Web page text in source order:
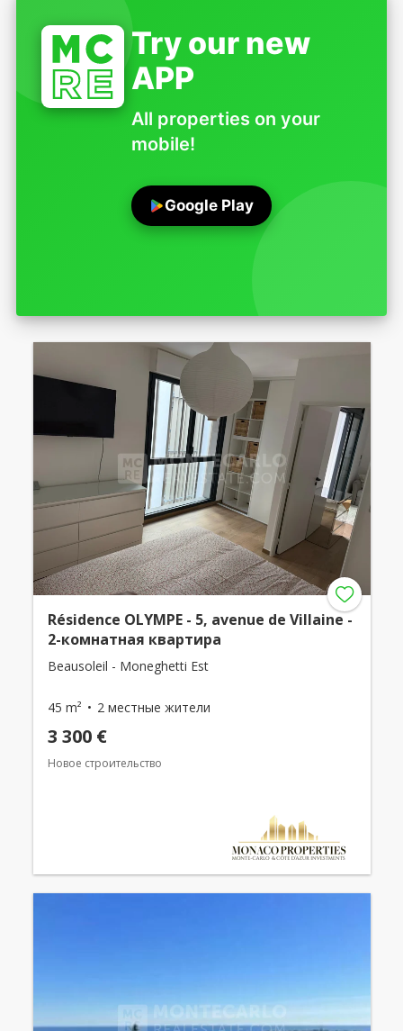
Try our new
APP
All properties on your
mobile!
Google Play
Résidence OLYMPE - 5, avenue de Villaine -
2-комнатная квартира
Beausoleil - Moneghetti Est
45 m² 2 местные жители
3 300 €
Новое строительство